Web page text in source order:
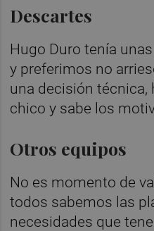
Descartes
Hugo Duro tenía
y preferimos no
una decisión técnica,
chico y sabe los
Otros equipos
No es momento de
todos sabemos las
necesidades que